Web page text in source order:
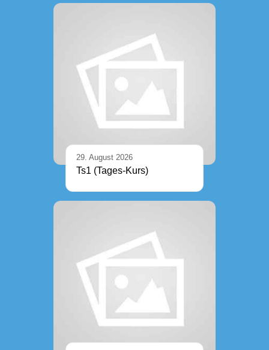
29. August 2026
Ts1 (Tages-Kurs)